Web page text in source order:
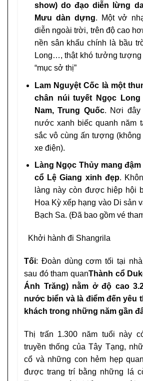
show) do đạo diễn lừng
Mưu dàn dựng. Một vở
diễn ngoài trời, trên độ cao
nền sân khấu chính là bầu
Long…, thật khó tưởng tượng
“mục sở thị”
Lam Nguyệt Cốc là một
chân núi tuyết Ngọc
Nam, Trung Quốc. Nơi đây
nước xanh biếc quanh năm
sắc vô cùng ấn tượng
xe điện).
Làng Ngọc Thủy mang
cổ Lệ Giang xinh đẹp.
làng này còn được hiệp hội
Hoa Kỳ xếp hạng vào Di sản
Bạch Sa. (Đã bao gồm vé
Khởi hành đi Shangrila
Tối: Đoàn dùng cơm tối tại
sau đó tham quanThành cổ
Ánh Trăng) nằm ở độ cao
nước biển và là điểm đến yêu
khách trong những năm gần
Thị trấn 1.300 năm tuổi này
truyền thống của Tây Tạng,
cổ và những con hẻm hẹp
được trang trí bằng những lá